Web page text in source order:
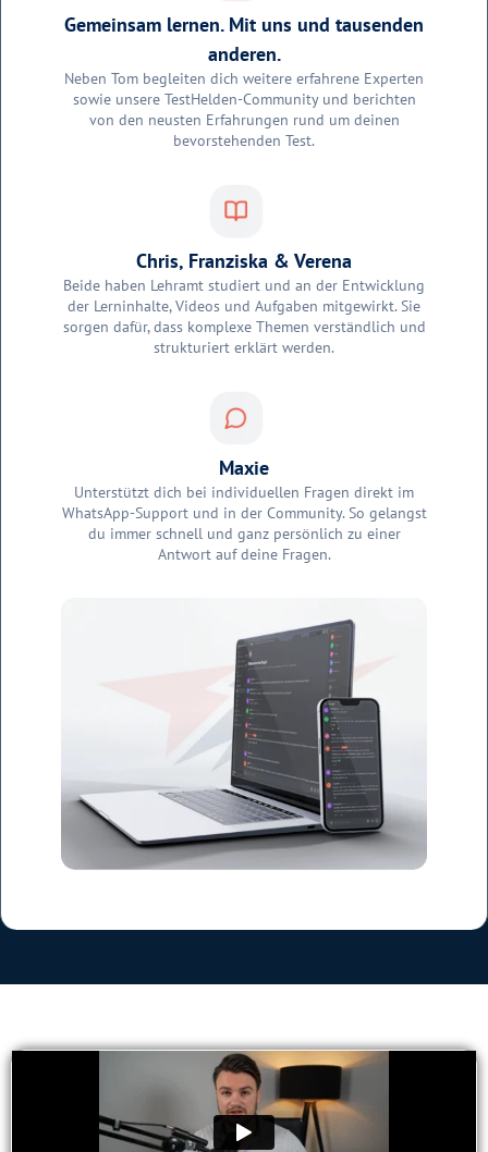
Gemeinsam lernen. Mit uns und tausenden
anderen.
Neben Tom begleiten dich weitere erfahrene Experten
sowie unsere TestHelden-Community und berichten
von den neusten Erfahrungen rund um deinen
bevorstehenden Test.
Chris, Franziska & Verena
Beide haben Lehramt studiert und an der Entwicklung
der Lerninhalte, Videos und Aufgaben mitgewirkt. Sie
sorgen dafür, dass komplexe Themen verständlich und
strukturiert erklärt werden.
Maxie
Unterstützt dich bei individuellen Fragen direkt im
WhatsApp-Support und in der Community. So gelangst
du immer schnell und ganz persönlich zu einer
Antwort auf deine Fragen.